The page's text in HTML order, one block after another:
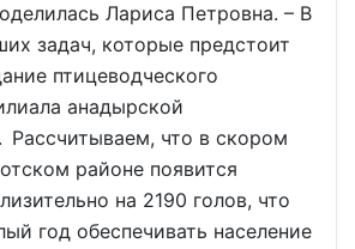
Лариса Петровна. – В
задач, которые предстоит
птицеводческого
анадырской
Рассчитываем, что в скором
районе появится
на 2190 голов, что
год обеспечивать население